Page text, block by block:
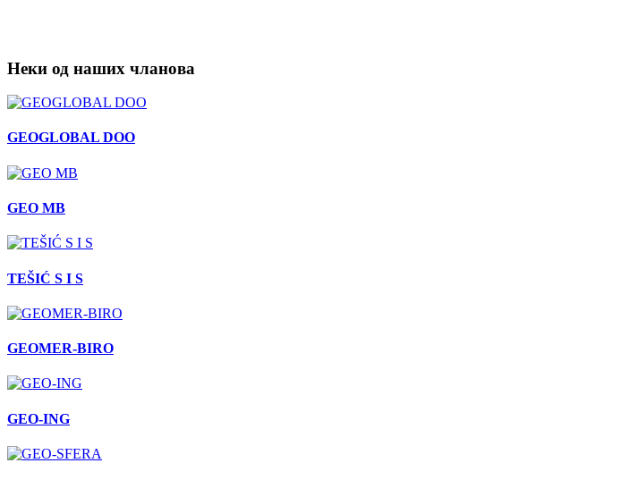
Неки од наших чланова
GEOGLOBAL DOO
GEO MB
TEŠIĆ S I S
GEOMER-BIRO
GEO-ING